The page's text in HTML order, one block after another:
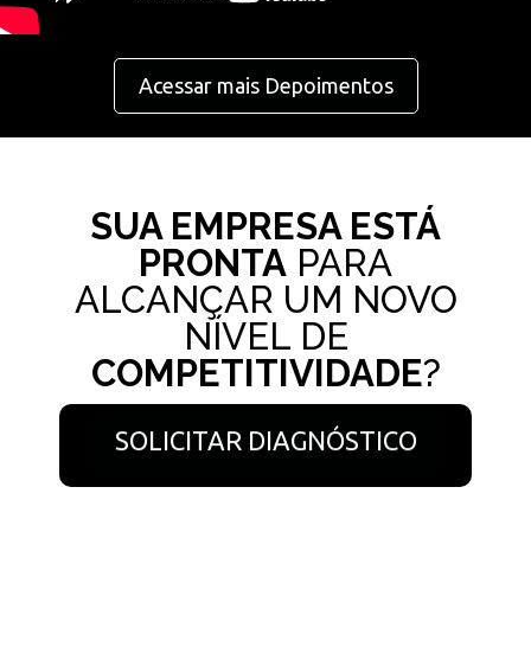
Acessar mais Depoimentos
SUA EMPRESA ESTÁ
PRONTA PARA
ALCANÇAR UM NOVO
NÍVEL DE
COMPETITIVIDADE?
SOLICITAR DIAGNÓSTICO